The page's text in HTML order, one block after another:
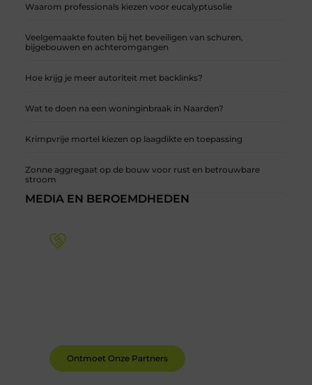
Waarom professionals kiezen voor eucalyptusolie
Veelgemaakte fouten bij het beveiligen van schuren,
bijgebouwen en achteromgangen
Hoe krijg je meer autoriteit met backlinks?
Wat te doen na een woninginbraak in Naarden?
Krimpvrije mortel kiezen op laagdikte en toepassing
Zonne aggregaat op de bouw voor rust en betrouwbare
stroom
MEDIA EN BEROEMDHEDEN
Ontmoet Onze Partners